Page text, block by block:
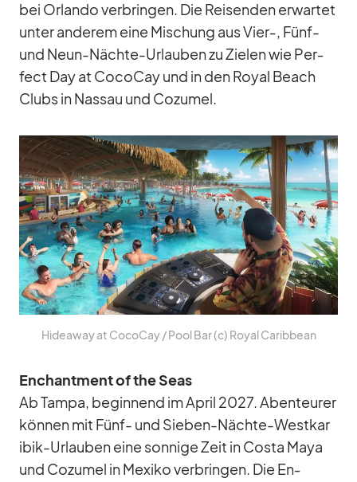
bei Or­lando ver­brin­gen. Die Rei­sen­den er­war­tet
un­ter an­de­rem eine Mi­schung aus Vier‑, Fünf-
und Neun-Nächte-Ur­lau­ben zu Zie­len wie Per­
fect Day at Co­co­Cay und in den Royal Beach
Clubs in Nas­sau und Co­zu­mel.
Hidea­way at Co­co­Cay /​ Pool Bar (c) Royal Ca­rib­bean
En­chant­ment of the Seas
Ab Tampa, be­gin­nend im April 2027. Aben­teu­rer
kön­nen mit Fünf- und Sie­ben-Nächte-West­ka­r
i­bik-Ur­lau­ben eine son­nige Zeit in Costa Maya
und Co­zu­mel in Me­xiko ver­brin­gen. Die En­